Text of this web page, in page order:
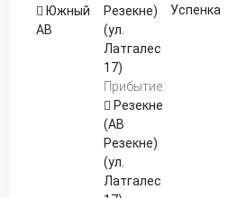
Южный
АВ
Резекне)
(ул.
Латгалес
17)
Прибытие:
Резекне
(АВ
Резекне)
(ул.
Латгалес
Успенка